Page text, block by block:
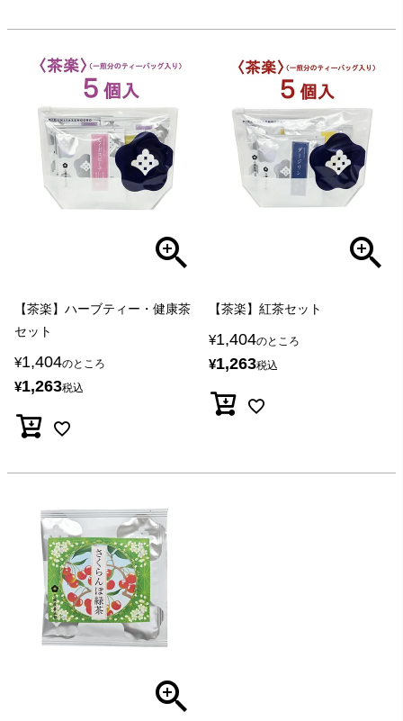
【茶楽】ハーブティー・健康茶
セット
¥1,404のところ
¥1,263税込
【茶楽】紅茶セット
¥1,404のところ
¥1,263税込